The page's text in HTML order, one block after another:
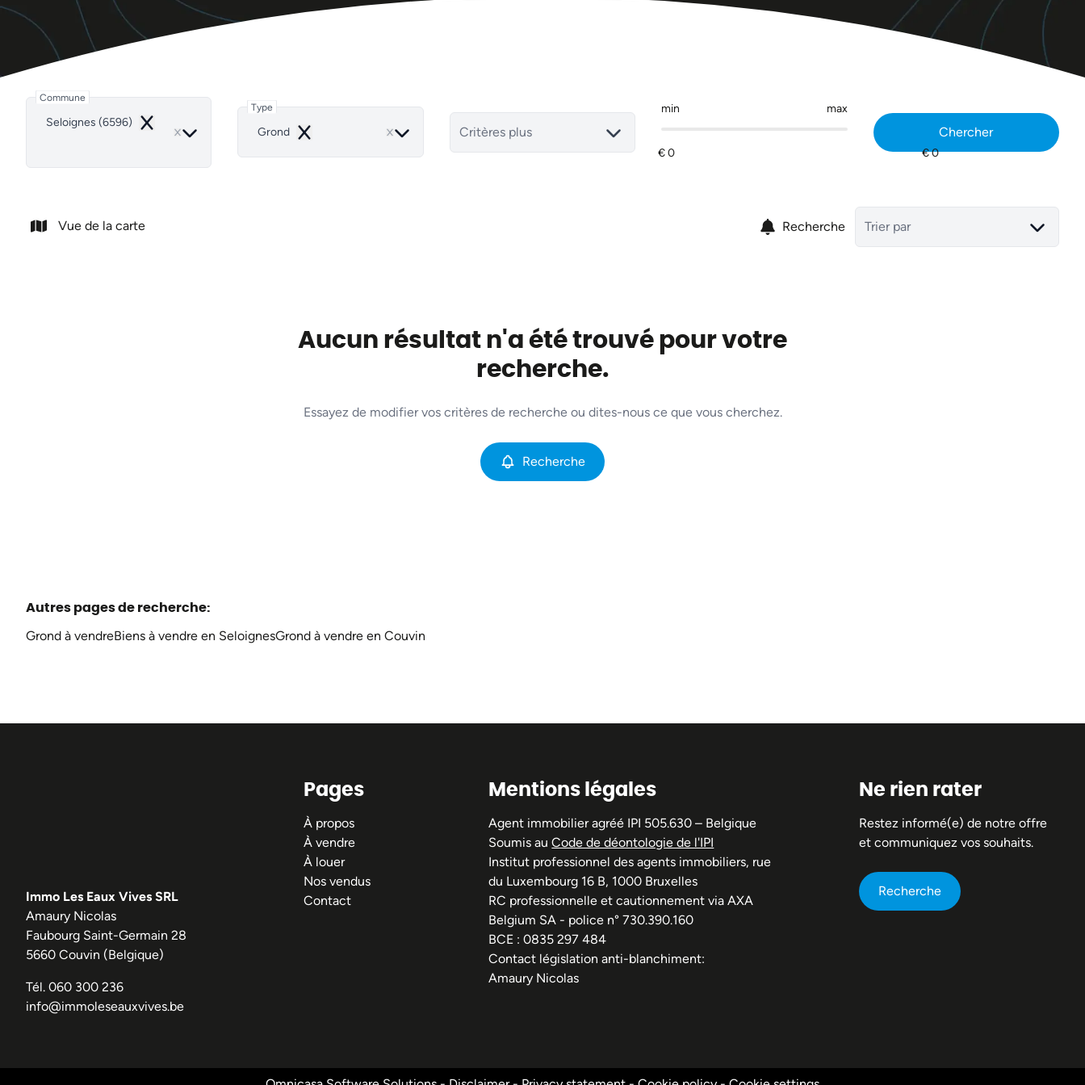
Commune
Seloignes (6596)
Remove
Type
Grond
Remove Critères plus
min max
Chercher
Vue de la carte Recherche Trier par
Aucun résultat n'a été trouvé pour votre
recherche.
Essayez de modifier vos critères de recherche ou dites-nous ce que vous cherchez.
Recherche
Autres pages de recherche:
Grond à vendreBiens à vendre en SeloignesGrond à vendre en Couvin
Immo Les Eaux Vives SRL
Amaury Nicolas
Faubourg Saint-Germain 28
5660 Couvin (Belgique)
Tél. 060 300 236
info@immoleseauxvives.be
Pages
À propos
À vendre
À louer
Nos vendus
Contact
Mentions légales
Agent immobilier agréé IPI 505.630 – Belgique
Soumis auCode de déontologie de l'IPI
Institut professionnel des agents immobiliers, rue
du Luxembourg 16 B, 1000 Bruxelles
RC professionnelle et cautionnement via AXA
Belgium SA - police n° 730.390.160
BCE : 0835 297 484
Contact législation anti-blanchiment:
Amaury Nicolas
Ne rien rater
Restez informé(e) de notre offre
et communiquez vos souhaits.
Recherche